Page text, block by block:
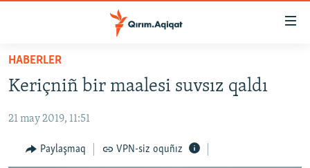
Esas
qaytmaq
navigatsiyağa
qaytmaq
Qıdıruvğa
SİYASET
İQTİSADİYAT
CEMİYET
HABERLER
Keriçniñ bir maalesi suvsız qaldı
21 may 2019, 11:51
Paylaşmaq VPN-siz oquñız